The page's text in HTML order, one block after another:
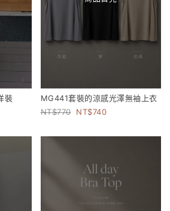
裝
MG441套裝的涼感光澤無袖上衣
770
740